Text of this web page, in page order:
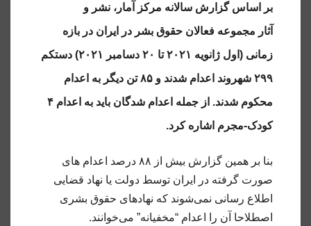
بر اساس گزارش سالانه مرکز آمار، نشر و
آثار مجموعه فعالان حقوق بشر در ایران در بازه
زمانی (اول ژانویه ۲۰۲۱ تا ۲۰ دسامبر ۲۰۲۱) دستکم
۲۹۹ شهروند اعدام شدند و ۸۵ تن دیگر به اعدام
محکوم شدند. از جمله اعدام شدگان باید به اعدام ۴
کودک-مجرم اشاره کرد.
بنا بر همین گزارش بیش از ۸۸ درصد اعدام های
صورت گرفته در ایران توسط دولت یا نهاد قضایی
اطلاع رسانی نمی‌شوند که نهادهای حقوق بشری
اصطلاحا آن را اعدام “مخفیانه” می‌خوانند.